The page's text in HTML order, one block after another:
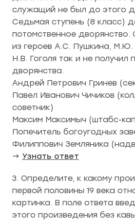
служащий не был до этого
Седьмая ступень (8 класс)
потомственное дворянство.
из героев А.С. Пушкина, М.Ю.
Н.В. Гоголя так и не получил
дворянства.
Андрей Петрович Гринев
Павел Иванович Чичиков
советник)
Максим Максимыч (штабс-
Попечитель богоугодных
Филиппович Земляника
→ Узнать ответ
3. Определите, к какому
первой половины 19 века
картинка. В поле ответа
этого произведения без